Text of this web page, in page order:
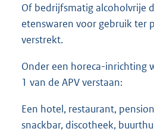
Of bedrijfsmatig alcoholvrije
etenswaren voor gebruik ter
verstrekt.
Onder een horeca-inrichting
1 van de APV verstaan:
Een hotel, restaurant,
snackbar, discotheek,